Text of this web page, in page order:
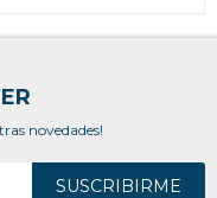
novedades!
SUSCRIBIRME